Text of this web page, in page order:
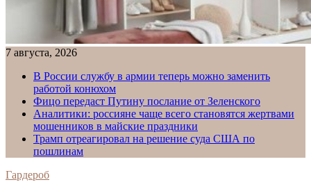
7 августа, 2026
В России службу в армии теперь можно заменить
работой конюхом
Фицо передаст Путину послание от Зеленского
Аналитики: россияне чаще всего становятся жертвами
мошенников в майские праздники
Трамп отреагировал на решение суда США по
пошлинам
Гардероб